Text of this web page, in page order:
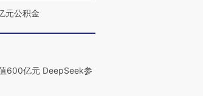
元公积金
600亿元 DeepSeek参